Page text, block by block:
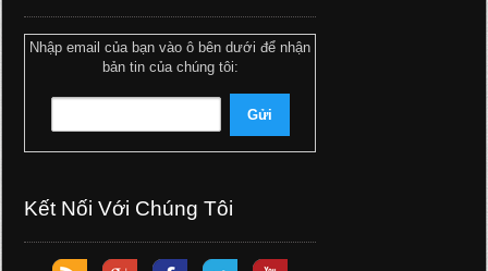
Nhập email của bạn vào ô bên dưới để nhận
bản tin của chúng tôi:
Kết Nối Với Chúng Tôi